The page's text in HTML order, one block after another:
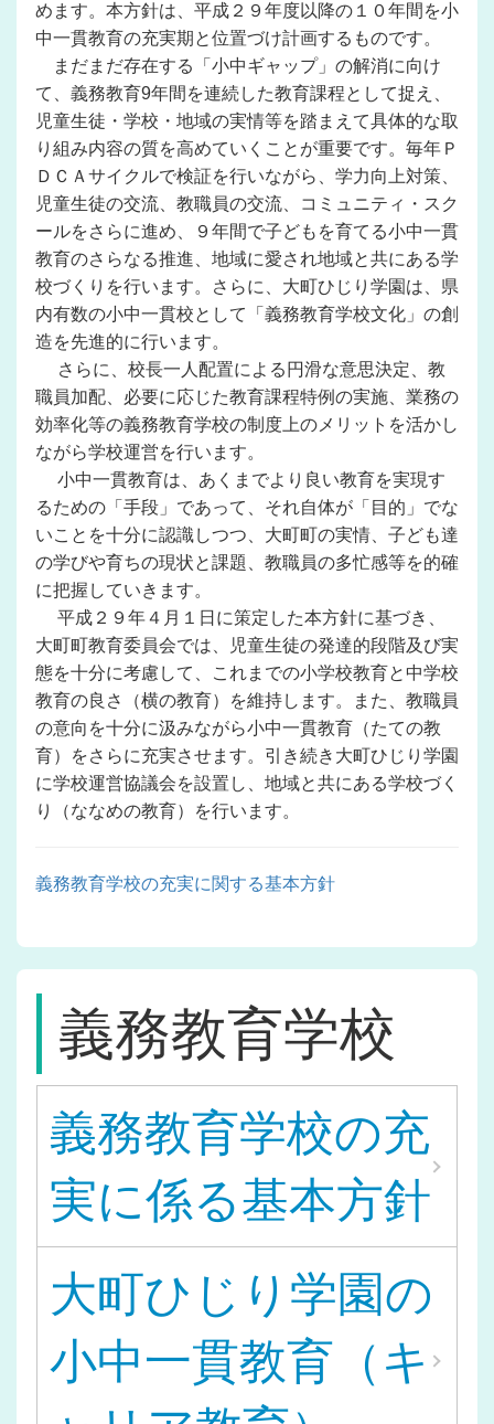
めます。本方針は、平成２９年度以降の１０年間を小
中一貫教育の充実期と位置づけ計画するものです。
まだまだ存在する「小中ギャップ」の解消に向け
て、義務教育9年間を連続した教育課程として捉え、
児童生徒・学校・地域の実情等を踏まえて具体的な取
り組み内容の質を高めていくことが重要です。毎年Ｐ
ＤＣＡサイクルで検証を行いながら、学力向上対策、
児童生徒の交流、教職員の交流、コミュニティ・スク
ールをさらに進め、９年間で子どもを育てる小中一貫
教育のさらなる推進、地域に愛され地域と共にある学
校づくりを行います。さらに、大町ひじり学園は、県
内有数の小中一貫校として「義務教育学校文化」の創
造を先進的に行います。
さらに、校長一人配置による円滑な意思決定、教
職員加配、必要に応じた教育課程特例の実施、業務の
効率化等の義務教育学校の制度上のメリットを活かし
ながら学校運営を行います。
小中一貫教育は、あくまでより良い教育を実現す
るための「手段」であって、それ自体が「目的」でな
いことを十分に認識しつつ、大町町の実情、子ども達
の学びや育ちの現状と課題、教職員の多忙感等を的確
に把握していきます。
平成２９年４月１日に策定した本方針に基づき、
大町町教育委員会では、児童生徒の発達的段階及び実
態を十分に考慮して、これまでの小学校教育と中学校
教育の良さ（横の教育）を維持します。また、教職員
の意向を十分に汲みながら小中一貫教育（たての教
育）をさらに充実させます。引き続き大町ひじり学園
に学校運営協議会を設置し、地域と共にある学校づく
り（ななめの教育）を行います。
義務教育学校の充実に関する基本方針
義務教育学校
義務教育学校の充
実に係る基本方針
大町ひじり学園の
小中一貫教育（キ